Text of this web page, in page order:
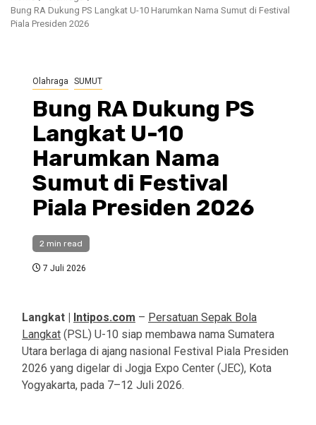
Bung RA Dukung PS Langkat U-10 Harumkan Nama Sumut di Festival
Piala Presiden 2026
Olahraga SUMUT
Bung RA Dukung PS
Langkat U-10
Harumkan Nama
Sumut di Festival
Piala Presiden 2026
2 min read
7 Juli 2026
Langkat | Intipos.com – Persatuan Sepak Bola
Langkat (PSL) U-10 siap membawa nama Sumatera
Utara berlaga di ajang nasional Festival Piala Presiden
2026 yang digelar di Jogja Expo Center (JEC), Kota
Yogyakarta, pada 7–12 Juli 2026.